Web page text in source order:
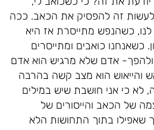
לעשות זה להפסיק את הכאב. ככה
כשהנפש מתייסרת אז היא
כשאנחנו כואבים ומתייסרים
ולהפך- אדם שלא מרגיש הוא אדם
והייאוש הוא מצב קשה בהרבה
לא כי אני חושבת שיש במילים
של הכאב והייסורים של
שאפילו בתוך התחושות הלא